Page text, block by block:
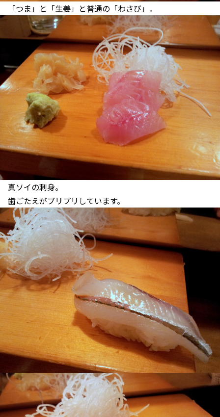
「つま」と「生姜」と普通の「わさび」。
真ソイの刺身。
歯ごたえがプリプリしています。